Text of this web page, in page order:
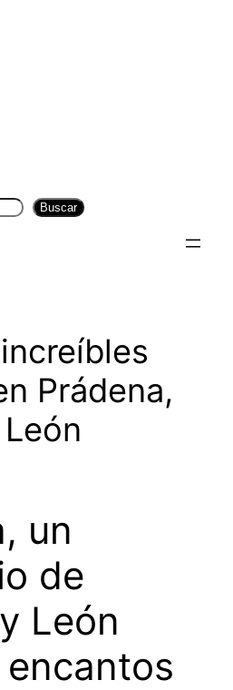
Buscar
Prádena,
un
de
León